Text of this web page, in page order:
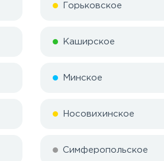
Горьковское
Каширское
Минское
Носовихинское
Симферопольское